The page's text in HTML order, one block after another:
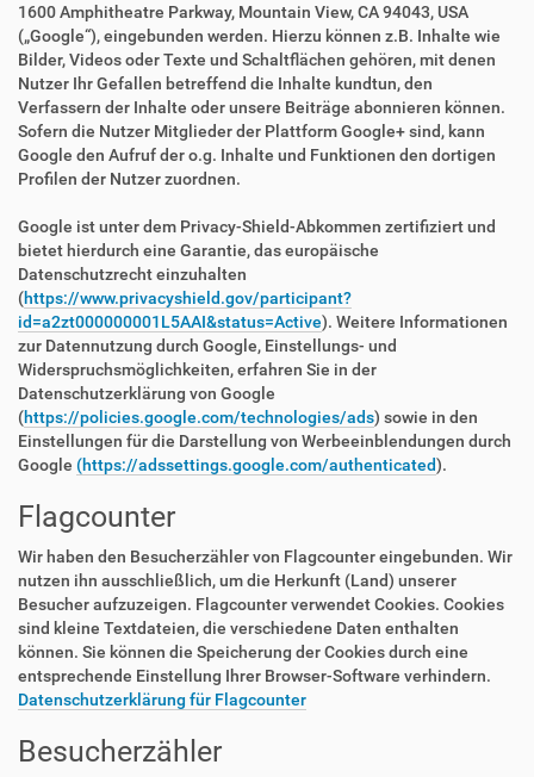
1600 Amphitheatre Parkway, Mountain View, CA 94043, USA
(„Google“), eingebunden werden. Hierzu können z.B. Inhalte wie
Bilder, Videos oder Texte und Schaltflächen gehören, mit denen
Nutzer Ihr Gefallen betreffend die Inhalte kundtun, den
Verfassern der Inhalte oder unsere Beiträge abonnieren können.
Sofern die Nutzer Mitglieder der Plattform Google+ sind, kann
Google den Aufruf der o.g. Inhalte und Funktionen den dortigen
Profilen der Nutzer zuordnen.
Google ist unter dem Privacy-Shield-Abkommen zertifiziert und
bietet hierdurch eine Garantie, das europäische
Datenschutzrecht einzuhalten
(https://www.privacyshield.gov/participant?
id=a2zt000000001L5AAI&status=Active). Weitere Informationen
zur Datennutzung durch Google, Einstellungs- und
Widerspruchsmöglichkeiten, erfahren Sie in der
Datenschutzerklärung von Google
(https://policies.google.com/technologies/ads) sowie in den
Einstellungen für die Darstellung von Werbeeinblendungen durch
Google (https://adssettings.google.com/authenticated).
Flagcounter
Wir haben den Besucherzähler von Flagcounter eingebunden. Wir
nutzen ihn ausschließlich, um die Herkunft (Land) unserer
Besucher aufzuzeigen. Flagcounter verwendet Cookies. Cookies
sind kleine Textdateien, die verschiedene Daten enthalten
können. Sie können die Speicherung der Cookies durch eine
entsprechende Einstellung Ihrer Browser-Software verhindern.
Datenschutzerklärung für Flagcounter
Besucherzähler